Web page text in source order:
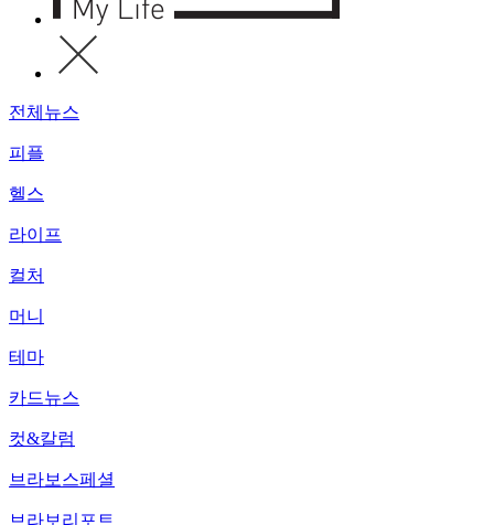
전체뉴스
피플
헬스
라이프
컬처
머니
테마
카드뉴스
컷&칼럼
브라보스페셜
브라보리포트